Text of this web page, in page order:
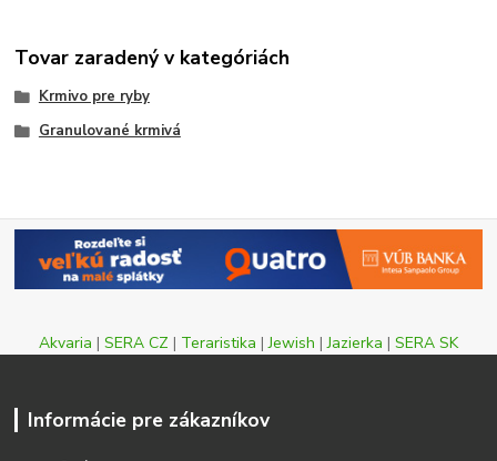
Tovar zaradený v kategóriách
Krmivo pre ryby
Granulované krmivá
Akvaria | SERA CZ | Teraristika |Jewish |Jazierka | SERA SK
Informácie pre zákazníkov